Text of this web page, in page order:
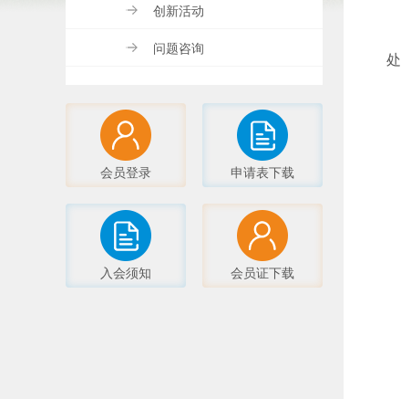
创新活动
问题咨询
会员登录 申请表下载
入会须知 会员证下载